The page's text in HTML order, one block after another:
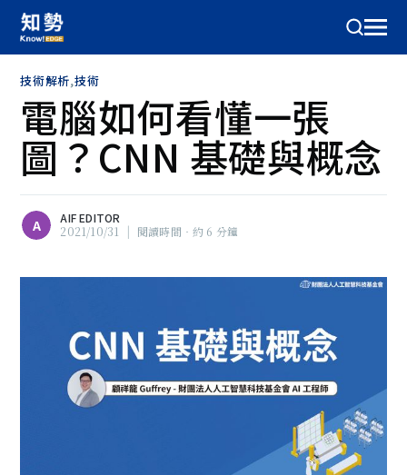
技術解析,技術
電腦如何看懂一張
圖？CNN 基礎與概念
A
AIF EDITOR
2021/10/31
| 閱讀時間‧約 6 分鐘